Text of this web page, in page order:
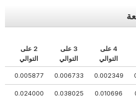
4 على
التوالي
3 على
التوالي
2 على
التوالي
0.002349
0.006733
0.005877
0.010696
0.038025
0.024000